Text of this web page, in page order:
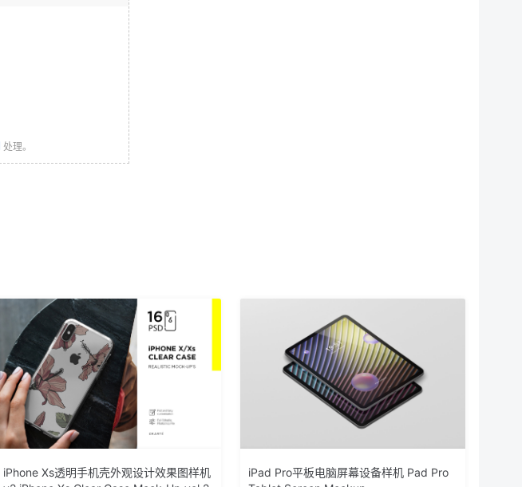
处理。
iPhone Xs透明手机壳外观设计效果图样机
iPad Pro平板电脑屏幕设备样机 Pad Pro